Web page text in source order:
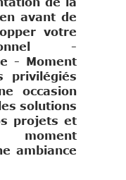
avant de
votre
-
- Moment
privilégiés
occasion
solutions
projets et
ambiance